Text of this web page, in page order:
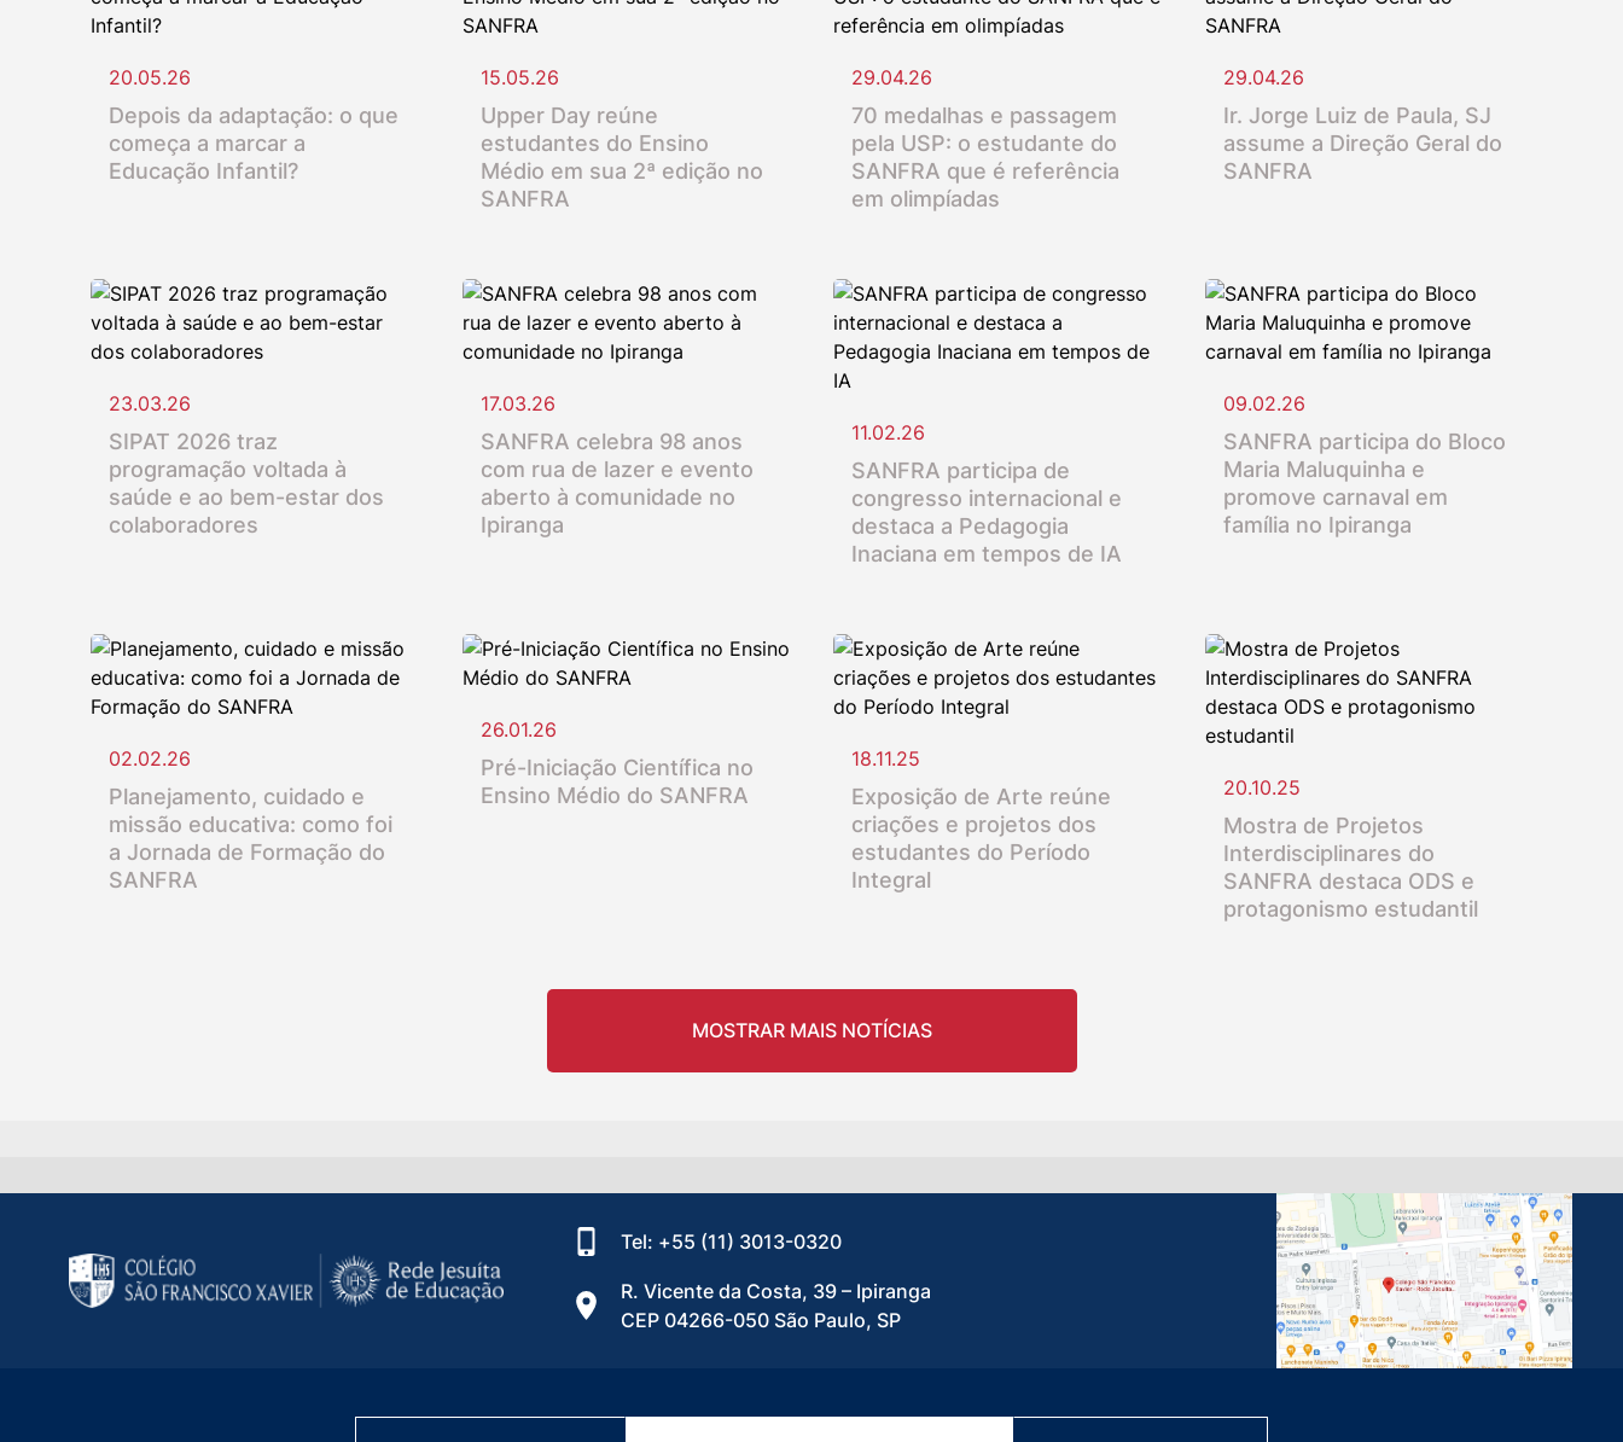
20.05.26
Depois da adaptação: o que
começa a marcar a
Educação Infantil?
15.05.26
Upper Day reúne
estudantes do Ensino
Médio em sua 2ª edição no
SANFRA
29.04.26
70 medalhas e passagem
pela USP: o estudante do
SANFRA que é referência
em olimpíadas
29.04.26
Ir. Jorge Luiz de Paula, SJ
assume a Direção Geral do
SANFRA
23.03.26
SIPAT 2026 traz
programação voltada à
saúde e ao bem-estar dos
colaboradores
17.03.26
SANFRA celebra 98 anos
com rua de lazer e evento
aberto à comunidade no
Ipiranga
11.02.26
SANFRA participa de
congresso internacional e
destaca a Pedagogia
Inaciana em tempos de IA
09.02.26
SANFRA participa do Bloco
Maria Maluquinha e
promove carnaval em
família no Ipiranga
02.02.26
Planejamento, cuidado e
missão educativa: como foi
a Jornada de Formação do
SANFRA
26.01.26
Pré-Iniciação Científica no
Ensino Médio do SANFRA
18.11.25
Exposição de Arte reúne
criações e projetos dos
estudantes do Período
Integral
20.10.25
Mostra de Projetos
Interdisciplinares do
SANFRA destaca ODS e
protagonismo estudantil
MOSTRAR MAIS NOTÍCIAS
Tel: +55 (11) 3013-0320
R. Vicente da Costa, 39 – Ipiranga
CEP 04266-050 São Paulo, SP